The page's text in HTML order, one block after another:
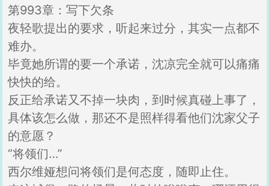
第993章：写下欠条
夜轻歌提出的要求，听起来过分，其实一点都不
难办。
毕竟她所谓的要一个承诺，沈凉完全就可以痛痛
快快的给。
反正给承诺又不掉一块肉，到时候真碰上事了，
具体该怎么做，那还不是照样得看他们沈家父子
的意愿？
“将领们…”
西尔维娅想问将领们是何态度，随即止住。